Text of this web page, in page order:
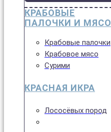
КРАБОВЫЕ
ПАЛОЧКИ И МЯСО
Крабовые палочки
Крабовое мясо
Сурими
КРАСНАЯ ИКРА
Лососёвых пород